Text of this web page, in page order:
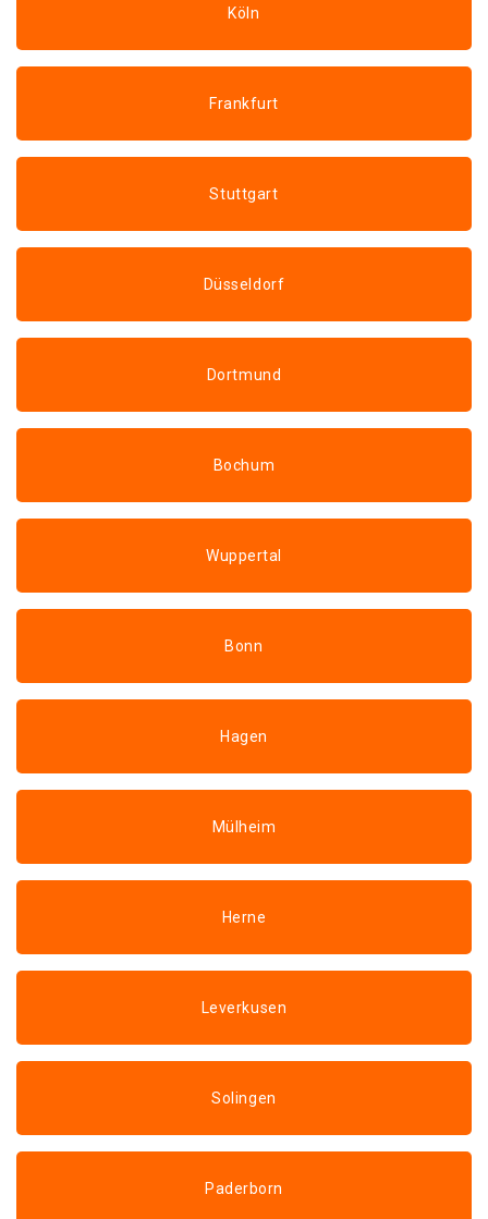
Köln
Frankfurt
Stuttgart
Düsseldorf
Dortmund
Bochum
Wuppertal
Bonn
Hagen
Mülheim
Herne
Leverkusen
Solingen
Paderborn